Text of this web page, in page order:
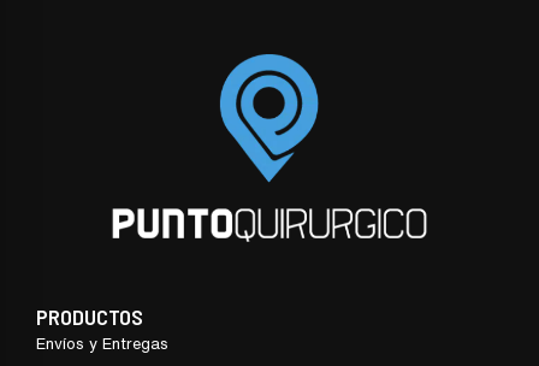
PRODUCTOS
Envíos y Entregas